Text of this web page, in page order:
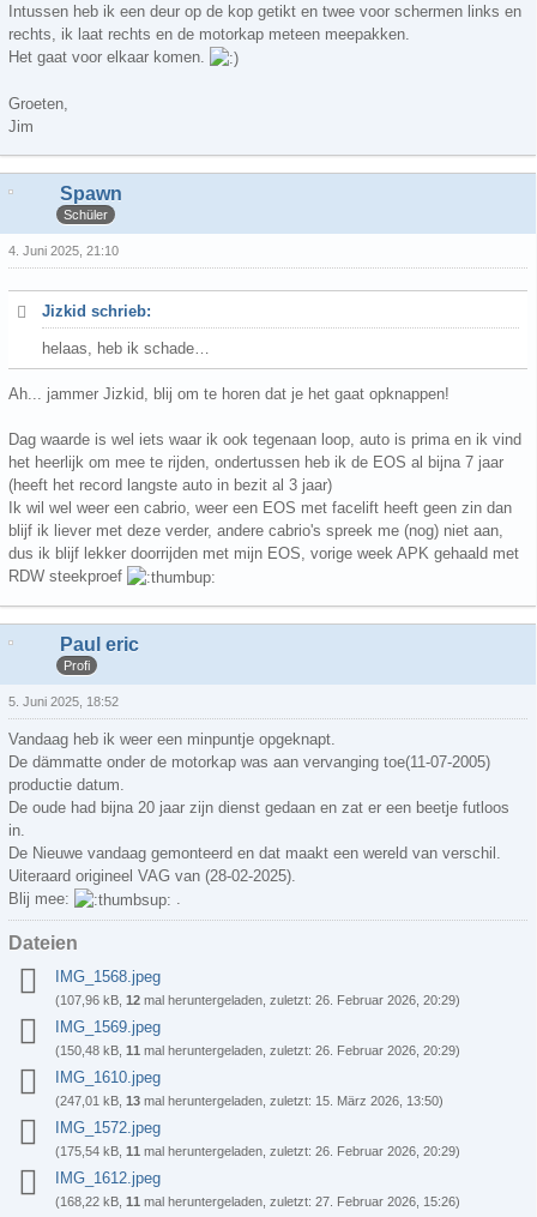
Intussen heb ik een deur op de kop getikt en twee voor schermen links en
rechts, ik laat rechts en de motorkap meteen meepakken.
Het gaat voor elkaar komen.
Groeten,
Jim
Spawn
Schüler
4. Juni 2025, 21:10
Jizkid schrieb:
helaas, heb ik schade…
Ah... jammer Jizkid, blij om te horen dat je het gaat opknappen!
Dag waarde is wel iets waar ik ook tegenaan loop, auto is prima en ik vind
het heerlijk om mee te rijden, ondertussen heb ik de EOS al bijna 7 jaar
(heeft het record langste auto in bezit al 3 jaar)
Ik wil wel weer een cabrio, weer een EOS met facelift heeft geen zin dan
blijf ik liever met deze verder, andere cabrio's spreek me (nog) niet aan,
dus ik blijf lekker doorrijden met mijn EOS, vorige week APK gehaald met
RDW steekproef
Paul eric
Profi
5. Juni 2025, 18:52
Vandaag heb ik weer een minpuntje opgeknapt.
De dämmatte onder de motorkap was aan vervanging toe(11-07-2005)
productie datum.
De oude had bijna 20 jaar zijn dienst gedaan en zat er een beetje futloos
in.
De Nieuwe vandaag gemonteerd en dat maakt een wereld van verschil.
Uiteraard origineel VAG van (28-02-2025).
Blij mee:
Dateien
IMG_1568.jpeg
(107,96 kB, 12 mal heruntergeladen, zuletzt: 26. Februar 2026, 20:29)
IMG_1569.jpeg
(150,48 kB, 11 mal heruntergeladen, zuletzt: 26. Februar 2026, 20:29)
IMG_1610.jpeg
(247,01 kB, 13 mal heruntergeladen, zuletzt: 15. März 2026, 13:50)
IMG_1572.jpeg
(175,54 kB, 11 mal heruntergeladen, zuletzt: 26. Februar 2026, 20:29)
IMG_1612.jpeg
(168,22 kB, 11 mal heruntergeladen, zuletzt: 27. Februar 2026, 15:26)